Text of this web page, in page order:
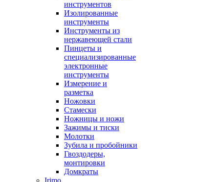
инструментов
Изолированные
инструменты
Инструменты из
нержавеющей стали
Пинцеты и
специализированные
электронные
инструменты
Измерение и
разметка
Ножовки
Стамески
Ножницы и ножи
Зажимы и тиски
Молотки
Зубила и пробойники
Гвоздодеры,
монтировки
Домкраты
Irimo